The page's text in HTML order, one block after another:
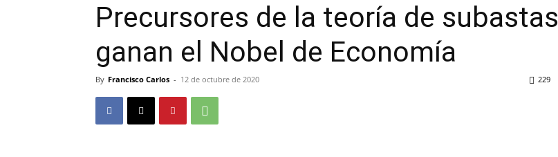
Precursores de la teoría de subastas
ganan el Nobel de Economía
By Francisco Carlos - 12 de octubre de 2020 229